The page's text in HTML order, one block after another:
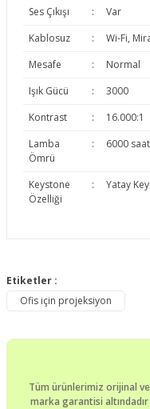
Ses Çıkışı
:
Var
Kablosuz
:
Wi-Fi,
Mesafe
:
Normal
Işık Gücü
:
3000
Kontrast
:
16.000:1
Lamba
Ömrü
: 6000
Keystone
Özelliği
: Yatay
konularda yetersiz
Görüş ve önerileriniz için
Ürün resmi kalitesiz,
Ürün bilgilerinde
Etiketler :
Ofis için projeksiyon
Tüm ürünlerimiz orijinal ve
marka garantisi altındadır